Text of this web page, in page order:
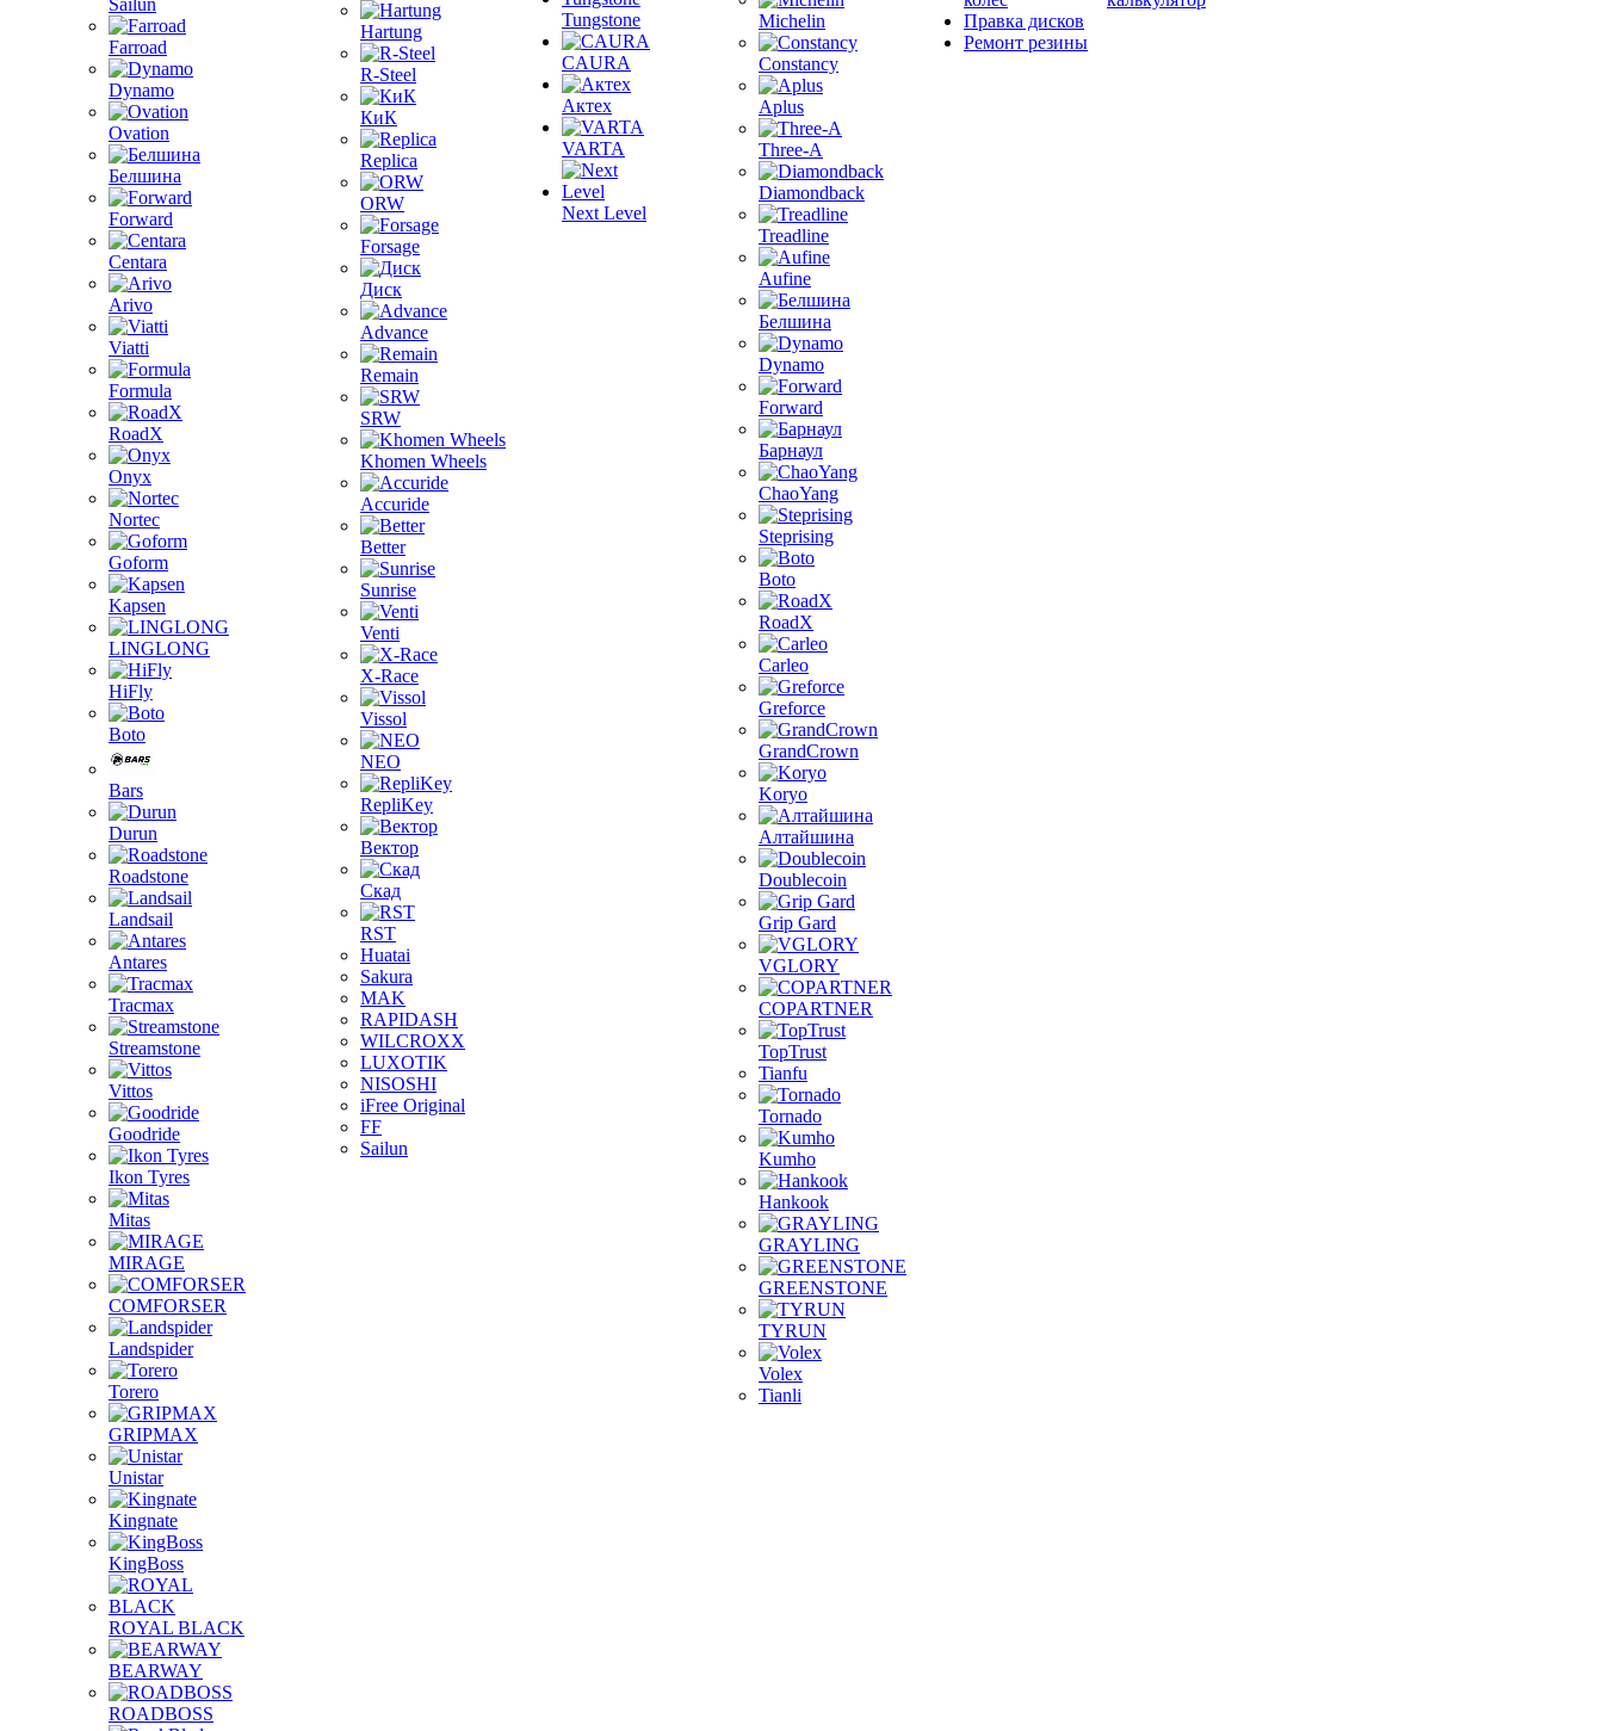
Sailun
Farroad
Dynamo
Ovation
Белшина
Forward
Centara
Arivo
Viatti
Formula
RoadX
Onyx
Nortec
Goform
Kapsen
LINGLONG
HiFly
Boto
Bars
Durun
Roadstone
Landsail
Antares
Tracmax
Streamstone
Vittos
Goodride
Ikon Tyres
Mitas
MIRAGE
COMFORSER
Landspider
Torero
GRIPMAX
Unistar
Kingnate
KingBoss
ROYAL BLACK
BEARWAY
ROADBOSS
Hartung
R-Steel
КиК
Replica
ORW
Forsage
Диск
Advance
Remain
SRW
Khomen Wheels
Accuride
Better
Sunrise
Venti
X-Race
Vissol
NEO
RepliKey
Вектор
Скад
RST
Huatai
Sakura
MAK
RAPIDASH
WILCROXX
LUXOTIK
NISOSHI
iFree Original
FF
Sailun
Tungstone
CAURA
Актех
VARTA
Next Level
Michelin
Constancy
Aplus
Three-A
Diamondback
Treadline
Aufine
Белшина
Dynamo
Forward
Барнаул
ChaoYang
Steprising
Boto
RoadX
Carleo
Greforce
GrandCrown
Koryo
Алтайшина
Doublecoin
Grip Gard
VGLORY
COPARTNER
TopTrust
Tianfu
Tornado
Kumho
Hankook
GRAYLING
GREENSTONE
TYRUN
Volex
Tianli
Правка дисков
Ремонт резины